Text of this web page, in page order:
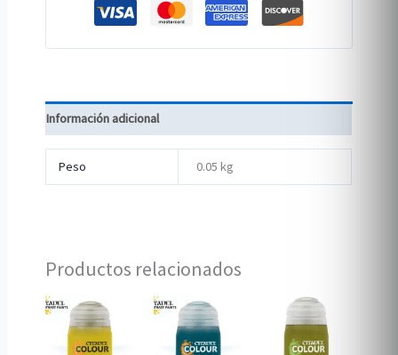
Información adicional
Peso 0.05 kg
Productos relacionados